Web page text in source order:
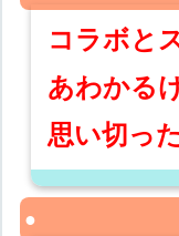
コラボと
あわかる
思い切っ